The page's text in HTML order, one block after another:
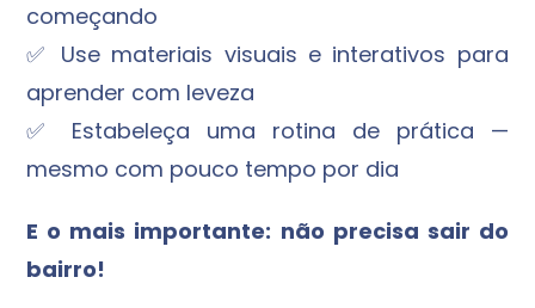
começando
✅ Use materiais visuais e interativos para
aprender com leveza
✅ Estabeleça uma rotina de prática —
mesmo com pouco tempo por dia
E o mais importante: não precisa sair do
bairro!